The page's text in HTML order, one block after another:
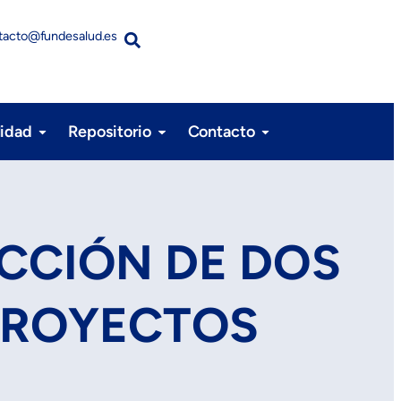
Repositorio Contacto
DE DOS